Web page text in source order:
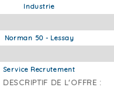
Industrie
Norman 50 - Lessay
Service Recrutement
DESCRIPTIF DE L'OFFRE :